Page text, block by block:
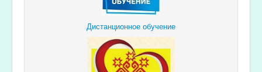
Дистанционное обучение